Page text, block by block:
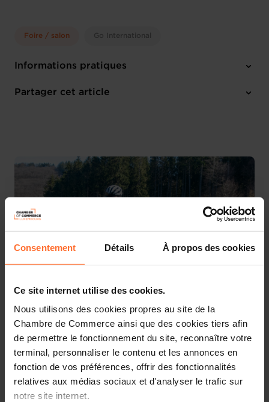
Consentement Détails À propos des cookies
Ce site internet utilise des cookies.
Nous utilisons des cookies propres au site de la
Chambre de Commerce ainsi que des cookies tiers afin
de permettre le fonctionnement du site, reconnaître votre
terminal, personnaliser le contenu et les annonces en
fonction de vos préférences, offrir des fonctionnalités
relatives aux médias sociaux et d'analyser le trafic sur
notre site internet.
Foire / salon Go International
Informations pratiques
Samedi 18 Jan 2025 > Lundi 20 Jan 2025
Partager cet article
Luxembourg for Tourism GIEinvites you to participate in
the national pavilion during Cycling and Hiking
Holidays
(Fahrrad- & WanderReisen) which will take